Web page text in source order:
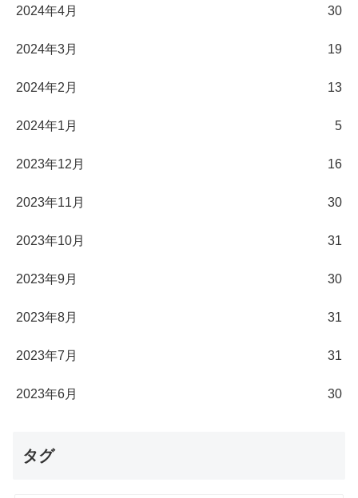
2024年4月 30
2024年3月 19
2024年2月 13
2024年1月 5
2023年12月 16
2023年11月 30
2023年10月 31
2023年9月 30
2023年8月 31
2023年7月 31
2023年6月 30
タグ